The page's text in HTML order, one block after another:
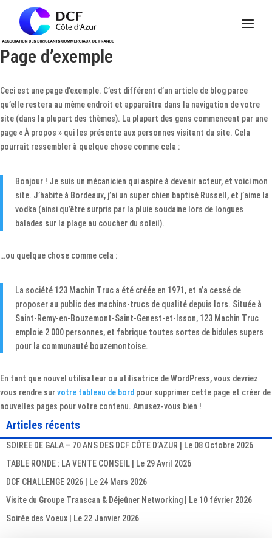
Page d’exemple
Ceci est une page d’exemple. C’est différent d’un article de blog parce
qu’elle restera au même endroit et apparaîtra dans la navigation de votre
site (dans la plupart des thèmes). La plupart des gens commencent par une
page « À propos » qui les présente aux personnes visitant du site. Cela
pourrait ressembler à quelque chose comme cela :
Bonjour ! Je suis un mécanicien qui aspire à devenir acteur, et voici mon
site. J’habite à Bordeaux, j’ai un super chien baptisé Russell, et j’aime la
vodka (ainsi qu’être surpris par la pluie soudaine lors de longues
balades sur la plage au coucher du soleil).
…ou quelque chose comme cela :
La société 123 Machin Truc a été créée en 1971, et n’a cessé de
proposer au public des machins-trucs de qualité depuis lors. Située à
Saint-Remy-en-Bouzemont-Saint-Genest-et-Isson, 123 Machin Truc
emploie 2 000 personnes, et fabrique toutes sortes de bidules supers
pour la communauté bouzemontoise.
En tant que nouvel utilisateur ou utilisatrice de WordPress, vous devriez
vous rendre survotre tableau de bord pour supprimer cette page et créer de
nouvelles pages pour votre contenu. Amusez-vous bien !
Articles récents
SOIREE DE GALA – 70 ANS DES DCF CÔTE D’AZUR | Le 08 Octobre 2026
TABLE RONDE : LA VENTE CONSEIL | Le 29 Avril 2026
DCF CHALLENGE 2026 | Le 24 Mars 2026
Visite du Groupe Transcan & Déjeûner Networking | Le 10 février 2026
Soirée des Voeux | Le 22 Janvier 2026
Panneau de gestion des cookies